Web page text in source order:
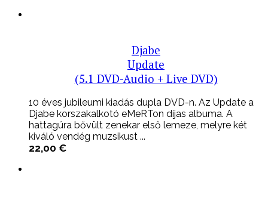
Djabe
Update
(5.1 DVD-Audio + Live DVD)
10 éves jubileumi kiadás dupla DVD-n. Az Update a
Djabe korszakalkotó eMeRTon díjas albuma. A
hattagúra bővült zenekar első lemeze, melyre két
kiváló vendég muzsikust ...
22,00 €